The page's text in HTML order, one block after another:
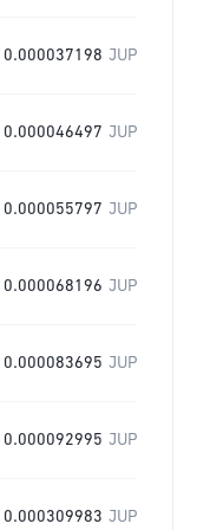
0.000037198 JUP
0.000046497 JUP
0.000055797 JUP
0.000068196 JUP
0.000083695 JUP
0.000092995 JUP
0.000309983 JUP